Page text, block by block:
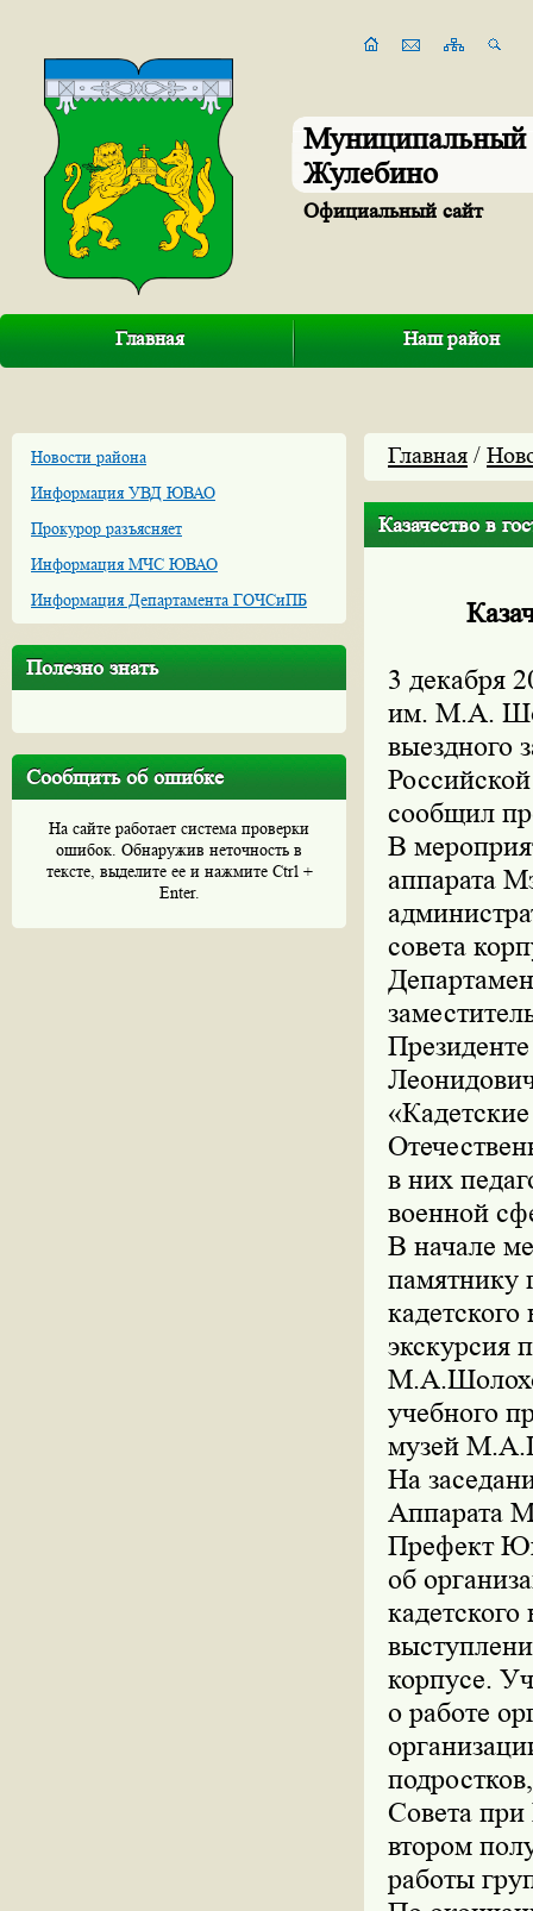
Муниципальный
Жулебино
Официальный сайт
Главная Наш район
Новости района
Информация УВД ЮВАО
Прокурор разъясняет
Информация МЧС ЮВАО
Информация Департамента ГОЧСиПБ
Полезно знать
Сообщить об ошибке
На сайте работает система проверки
ошибок. Обнаружив неточность в
тексте, выделите ее и нажмите Ctrl +
Enter.
Главная /
Казачество в
3 декабря
им. М.А.
выездного
сообщил
В
аппарата
совета
в них
военной
В начале
памятнику
экскурсия
учебного
музей
На
Аппарата
Префект
об
корпусе.
о работе
Совета при
втором
работы